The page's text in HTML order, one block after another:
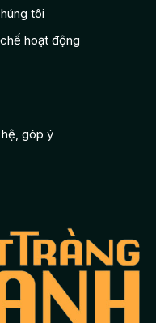
tôi
hoạt động
góp ý